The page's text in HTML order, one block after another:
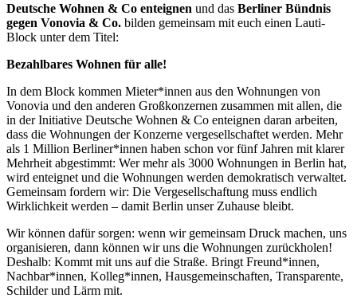
Deutsche Wohnen & Co enteignen und das Berliner Bündnis
gegen Vonovia & Co. bilden gemeinsam mit euch einen Lauti-
Block unter dem Titel:
Bezahlbares Wohnen für alle!
In dem Block kommen Mieter*innen aus den Wohnungen von
Vonovia und den anderen Großkonzernen zusammen mit allen, die
in der Initiative Deutsche Wohnen & Co enteignen daran arbeiten,
dass die Wohnungen der Konzerne vergesellschaftet werden. Mehr
als 1 Million Berliner*innen haben schon vor fünf Jahren mit klarer
Mehrheit abgestimmt: Wer mehr als 3000 Wohnungen in Berlin hat,
wird enteignet und die Wohnungen werden demokratisch verwaltet.
Gemeinsam fordern wir: Die Vergesellschaftung muss endlich
Wirklichkeit werden – damit Berlin unser Zuhause bleibt.
Wir können dafür sorgen: wenn wir gemeinsam Druck machen, uns
organisieren, dann können wir uns die Wohnungen zurückholen!
Deshalb: Kommt mit uns auf die Straße. Bringt Freund*innen,
Nachbar*innen, Kolleg*innen, Hausgemeinschaften, Transparente,
Schilder und Lärm mit.